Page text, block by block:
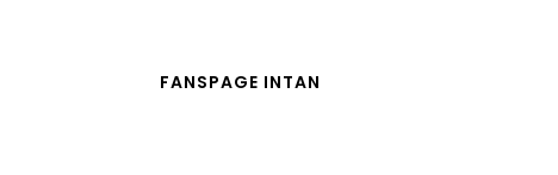
FANSPAGE INTAN